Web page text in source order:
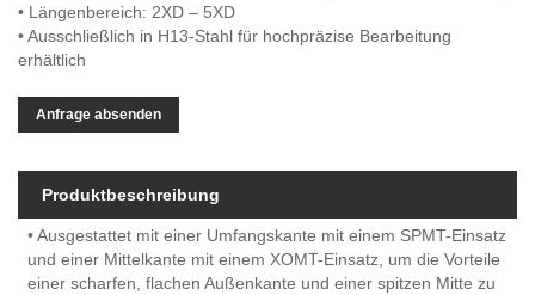
• Längenbereich: 2XD – 5XD
• Ausschließlich in H13-Stahl für hochpräzise Bearbeitung
erhältlich
Anfrage absenden
Produktbeschreibung
• Ausgestattet mit einer Umfangskante mit einem SPMT-Einsatz
und einer Mittelkante mit einem XOMT-Einsatz, um die Vorteile
einer scharfen, flachen Außenkante und einer spitzen Mitte zu